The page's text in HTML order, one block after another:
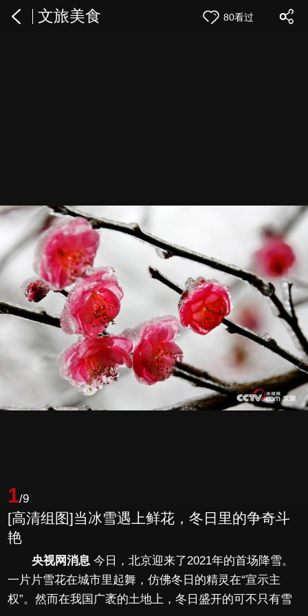
文旅美食 80看过
1/9
[高清组图]当冰雪遇上鲜花，冬日里的争奇斗
艳
央视网消息今日，北京迎来了2021年的首场降雪。
一片片雪花在城市里起舞，仿佛冬日的精灵在“宣示主
权”。然而在我国广袤的土地上，冬日盛开的可不只有雪